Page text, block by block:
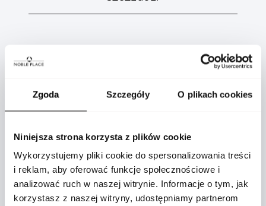
Zgoda Szczegóły O plikach cookies
Niniejsza strona korzysta z plików cookie
Wykorzystujemy pliki cookie do spersonalizowania treści
i reklam, aby oferować funkcje społecznościowe i
analizować ruch w naszej witrynie. Informacje o tym, jak
korzystasz z naszej witryny, udostępniamy partnerom
Product
ADR777RI3403